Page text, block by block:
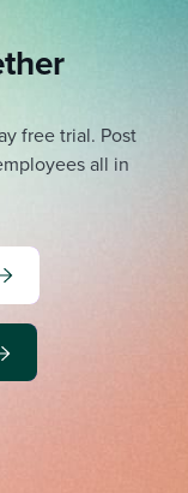
free trial. Post
all in